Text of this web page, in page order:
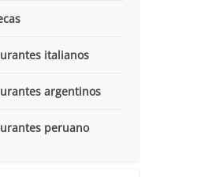
italianos
argentinos
peruano